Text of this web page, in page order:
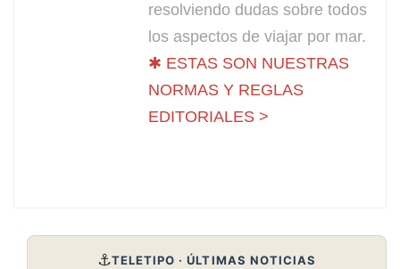
resolviendo dudas sobre todos
los aspectos de viajar por mar.
✱ ESTAS SON NUESTRAS
NORMAS Y REGLAS
EDITORIALES >
⚓TELETIPO · ÚLTIMAS NOTICIAS